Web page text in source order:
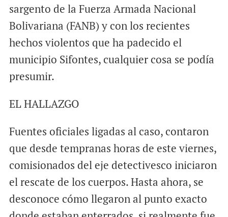
sargento de la Fuerza Armada Nacional
Bolivariana (FANB) y con los recientes
hechos violentos que ha padecido el
municipio Sifontes, cualquier cosa se podía
presumir.
EL HALLAZGO
Fuentes oficiales ligadas al caso, contaron
que desde tempranas horas de este viernes,
comisionados del eje detectivesco iniciaron
el rescate de los cuerpos. Hasta ahora, se
desconoce cómo llegaron al punto exacto